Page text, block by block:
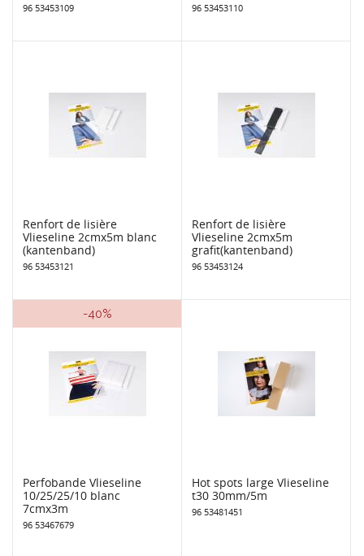
96 53453109 96 53453110
Renfort de lisière
Vlieseline 2cmx5m blanc
(kantenband)
96 53453121
Renfort de lisière
Vlieseline 2cmx5m
grafit(kantenband)
96 53453124
-40%
Perfobande Vlieseline
10/25/25/10 blanc
7cmx3m
96 53467679
Hot spots large Vlieseline
t30 30mm/5m
96 53481451